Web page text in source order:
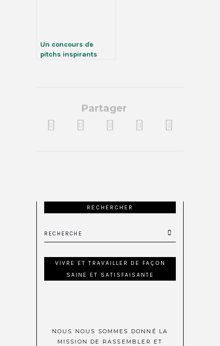
Un concours de
pitchs inspirants
Partager
RECHERCHER
VIVRE ET TRAVAILLER DE FAÇON
SAINE ET SATISFAISANTE
NOUS NOUS SOMMES DONNÉ LA
MISSION DE RASSEMBLER ET